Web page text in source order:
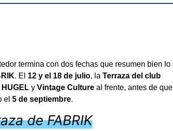
termina con dos fechas que resumen bien lo
. El 12 y el 18 de julio, la Terraza del club
HUGEL y Vintage Culture al frente, antes de
el 5 de septiembre.
de FABRIK